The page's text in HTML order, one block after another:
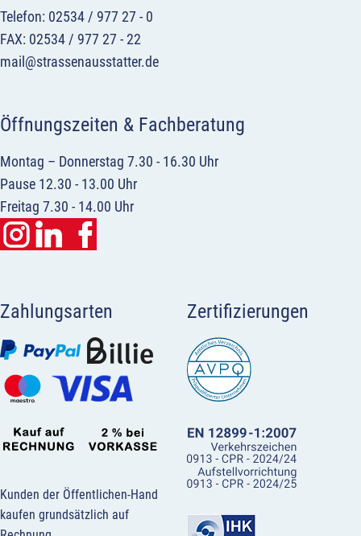
Telefon: 02534 / 977 27 - 0
FAX: 02534 / 977 27 - 22
mail@strassenausstatter.de
Öffnungszeiten & Fachberatung
Montag – Donnerstag 7.30 - 16.30 Uhr
Pause 12.30 - 13.00 Uhr
Freitag 7.30 - 14.00 Uhr
Zahlungsarten
Kunden der Öffentlichen-Hand
kaufen grundsätzlich auf
Zertifizierungen